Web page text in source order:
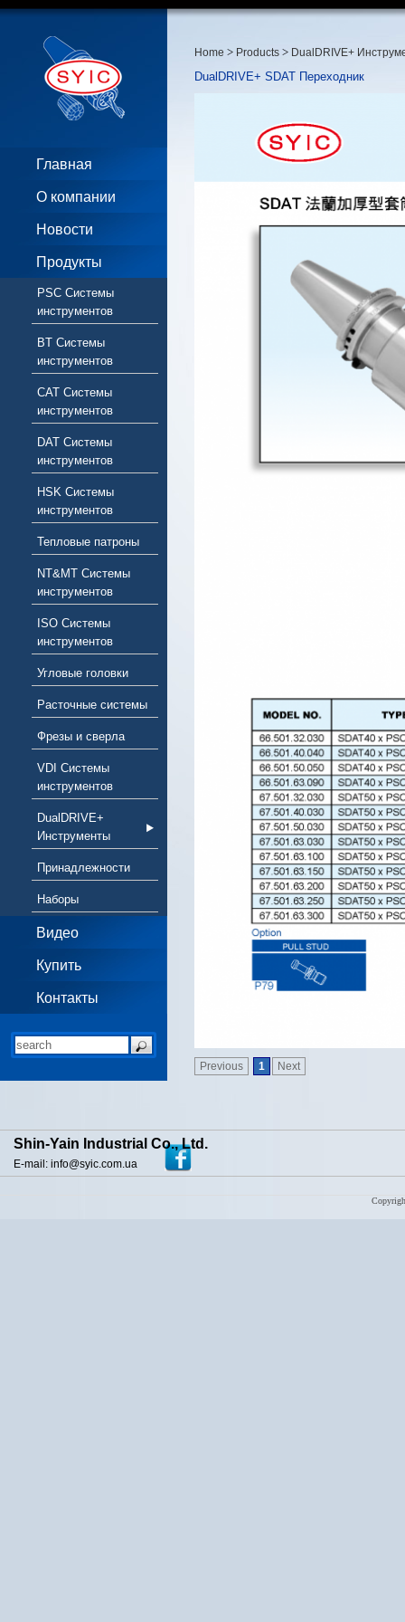
Главная
О компании
Новости
Продукты
PSC Системы
инструментов
BT Системы
инструментов
CAT Системы
инструментов
DAT Системы
инструментов
HSK Системы
инструментов
Тепловые патроны
NT&MT Системы
инструментов
ISO Системы
инструментов
Угловые головки
Расточные системы
Фрезы и сверла
VDI Системы
инструментов
DualDRIVE+
Инструменты
Принадлежности
Наборы
Видео
Купить
Контакты
Home > Products > DualDRIVE+
DualDRIVE+ SDAT Переходник
Previous 1 Next
Shin-Yain Industrial Co., Ltd.
E-mail: info@syic.com.ua